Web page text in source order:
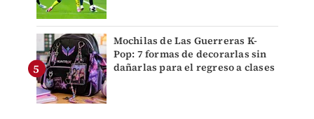
Mochilas de Las Guerreras K-
Pop: 7 formas de decorarlas sin
dañarlas para el regreso a clases